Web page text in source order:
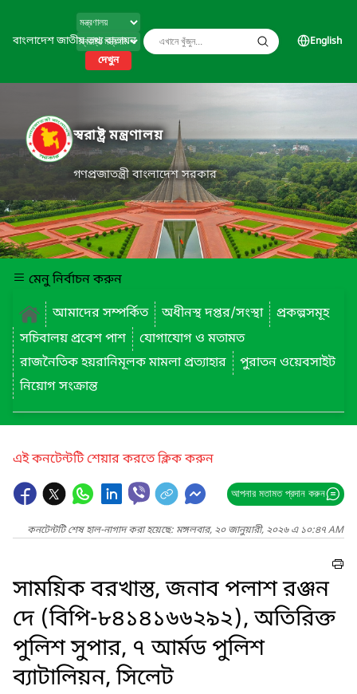
বাংলাদেশ জাতীয় তথ্য বাতায়ন
দেখুন
English
স্বরাষ্ট্র মন্ত্রণালয়
গণপ্রজাতন্ত্রী বাংলাদেশ সরকার
মেনু নির্বাচন করুন
আমাদের সম্পর্কিত
অধীনস্থ দপ্তর/সংস্থা
প্রকল্পসমূহ
সচিবালয় প্রবেশ পাশ
যোগাযোগ ও মতামত
রাজনৈতিক হয়রানিমূলক মামলা প্রত্যাহার
পুরাতন ওয়েবসাইট
নিয়োগ সংক্রান্ত
এই কনটেন্টটি শেয়ার করতে ক্লিক করুন
আপনার মতামত প্রদান করুন
কনটেন্টটি শেষ হাল-নাগাদ করা হয়েছে: মঙ্গলবার, ২০ জানুয়ারী, ২০২৬ এ ১০:৪৭ AM
সাময়িক বরখাস্ত, জনাব পলাশ রঞ্জন
দে (বিপি-৮৪১৪১৬৬২৯২), অতিরিক্ত
পুলিশ সুপার, ৭ আর্মড পুলিশ
ব্যাটালিয়ন, সিলেট